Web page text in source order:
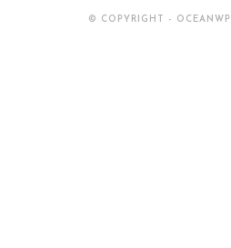
© COPYRIGHT -